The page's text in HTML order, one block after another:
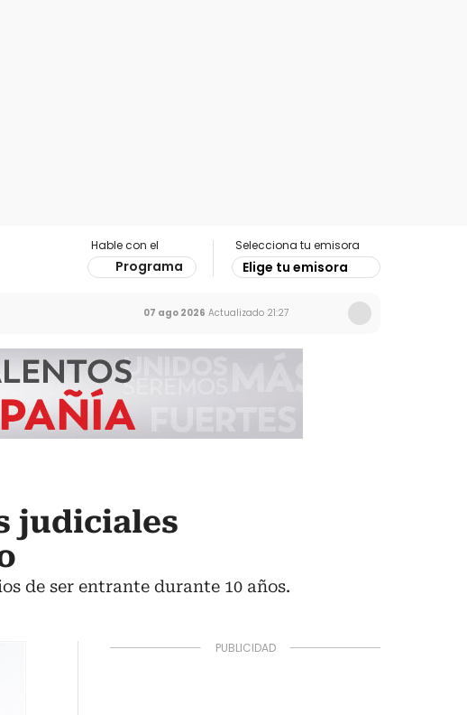
Hable con el
Programa
Selecciona tu emisora
Elige tu emisora
07 ago 2026 Actualizado 21:27
judiciales
de ser entrante durante 10 años.